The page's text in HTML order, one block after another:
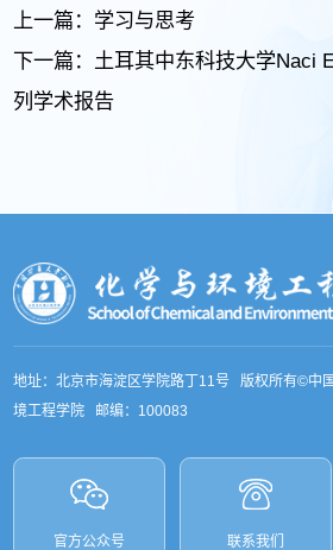
上一篇： 学习与思考
下一篇： 土耳其中东科技大学Naci
列学术报告
地址：北京市海淀区学院路丁11号 版权所有©中
境工程学院 邮编：100083
官方公众号 联系我们